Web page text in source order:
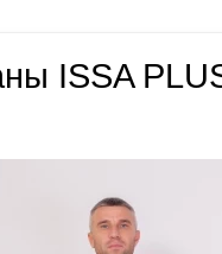
ISSA